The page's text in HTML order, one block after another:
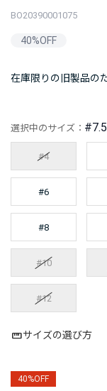
BO20390001075
40%OFF
在庫限りの旧製品の
選択中のサイズ： #7.5
#4
#6
#8
#10
#12
サイズの選び方
40%OFF